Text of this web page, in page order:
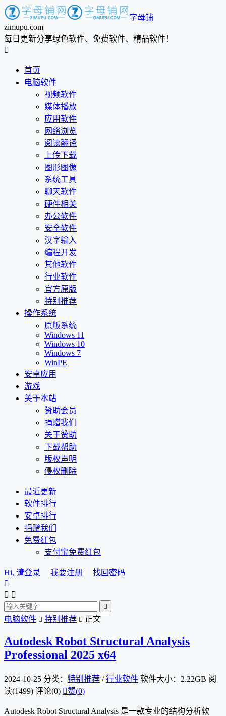
字母铺
zimupu.com
每日更新分享绿色软件、免费软件、精品软件！

首页
电脑软件
视频软件
媒体播放
应用软件
网络浏览
阅读翻译
上传下载
图形图像
系统工具
聊天软件
硬件相关
办公软件
安全软件
汉字输入
编程开发
其他软件
行业软件
官方原版
特别推荐
操作系统
原版系统
Windows 11
Windows 10
Windows 7
WinPE
安卓应用
游戏
关于本站
赞助会员
捐赠我们
关于赞助
下载帮助
版权声明
侵权删除
最近更新
软件排行
安卓排行
捐赠我们
免费红包
支付宝免费红包
Hi, 请登录 我要注册
找回密码

 

电脑软件  特别推荐  正文
Autodesk Robot Structural Analysis
Professional 2025 x64
2024-10-25 分类： 特别推荐 /行业软件 软件大小：2.22GB 阅
读(1499) 评论(0) 赞(0)
Autodesk Robot Structural Analysis 是一款专业的结构分析软